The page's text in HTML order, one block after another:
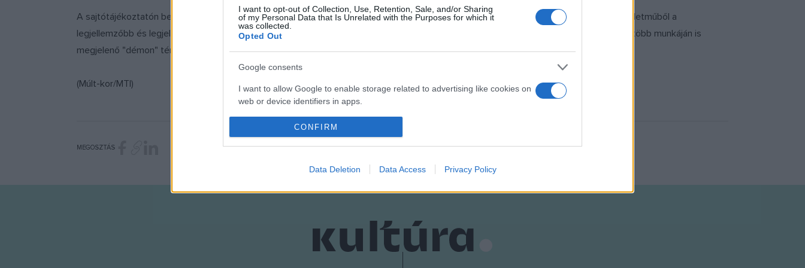
I want to opt-out of Collection, Use, Retention, Sale, and/or Sharing
of my Personal Data that Is Unrelated with the Purposes for which it
was collected.
Opted Out
Google consents
I want to allow Google to enable storage related to advertising like cookies on
web or device identifiers in apps.
I want to allow my user data to be sent to Google for online advertising
purposes.
I want to allow Google to send me personalized advertising.
I want to allow Google to enable storage related to analytics like cookies on
I want to allow Google to enable storage related to functionality of the website
CONFIRM
Data Deletion Data Access Privacy Policy
A sajtótájékoztatón bemutatták a Zichy című művészeti albumot is. A Corvina Könyvkiadó gondozásában megjelent kötet a hatalmas életműből a
legjellemzőbb és legjelentősebb alkotásokat mutatja be. A szerző, Gellér Katalin elmondta, hogy a Zichy Mihály életművét végigkísérő, több munkáján is
megjelenő "démon" témát fejtette ki a kötetben.
(Múlt-kor/MTI)
MEGOSZTÁS